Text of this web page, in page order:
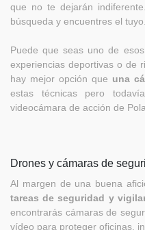
que no te dejarán
búsqueda y encuentres el tuyo.
Puede que seas uno de
experiencias deportivas o de
hay mejor opción que una
estas técnicas pero
videocámara de acción de
Drones y cámaras de
Al margen de una buena
tareas de seguridad y
encontrarás cámaras de
vídeo para proteger oficinas,